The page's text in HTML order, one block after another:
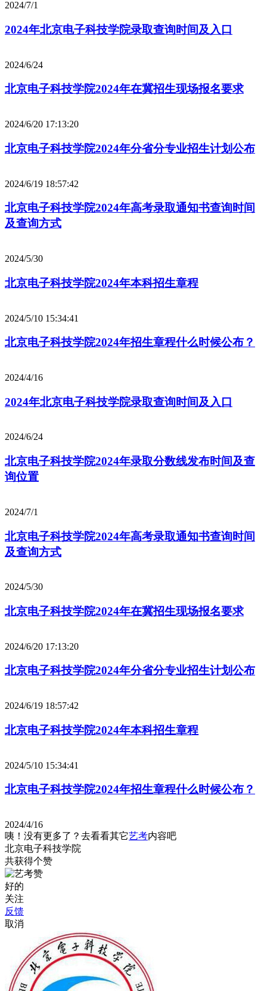
2024/7/1
2024年北京电子科技学院录取查询时间及入口
2024/6/24
北京电子科技学院2024年在冀招生现场报名要求
2024/6/20 17:13:20
北京电子科技学院2024年分省分专业招生计划公布
2024/6/19 18:57:42
北京电子科技学院2024年高考录取通知书查询时间
及查询方式
2024/5/30
北京电子科技学院2024年本科招生章程
2024/5/10 15:34:41
北京电子科技学院2024年招生章程什么时候公布？
2024/4/16
2024年北京电子科技学院录取查询时间及入口
2024/6/24
北京电子科技学院2024年录取分数线发布时间及查
询位置
2024/7/1
北京电子科技学院2024年高考录取通知书查询时间
及查询方式
2024/5/30
北京电子科技学院2024年在冀招生现场报名要求
2024/6/20 17:13:20
北京电子科技学院2024年分省分专业招生计划公布
2024/6/19 18:57:42
北京电子科技学院2024年本科招生章程
2024/5/10 15:34:41
北京电子科技学院2024年招生章程什么时候公布？
2024/4/16
咦！没有更多了？去看看其它艺考内容吧
北京电子科技学院
共获得个赞
好的
关注
反馈
取消